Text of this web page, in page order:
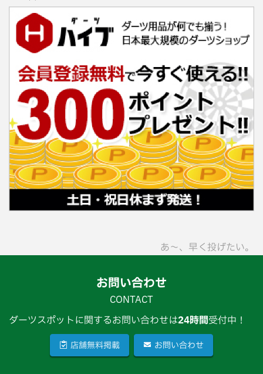
あ〜、早く投げたい。
お問い合わせ
CONTACT
ダーツスポットに関するお問い合わせは24時間受付中！
店舗無料掲載 お問い合わせ